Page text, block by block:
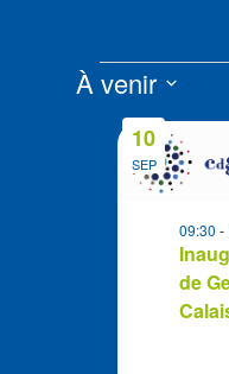
À venir
Sélectionnez
List
events
SEP
10
de
09:30-